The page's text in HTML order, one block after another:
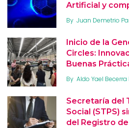
Artificial y
By Juan Demetrio
Inicio de la
Circles:
Buenas
By Aldo Yael
Secretaría del
Social (STPS)
del Registro